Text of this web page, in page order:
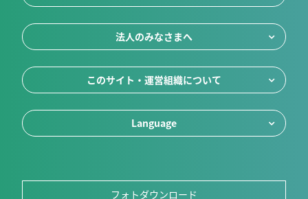
法人のみなさまへ
このサイト・運営組織について
Language
フォトダウンロード